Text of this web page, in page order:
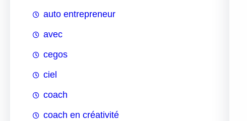
auto entrepreneur
avec
cegos
ciel
coach
coach en créativité